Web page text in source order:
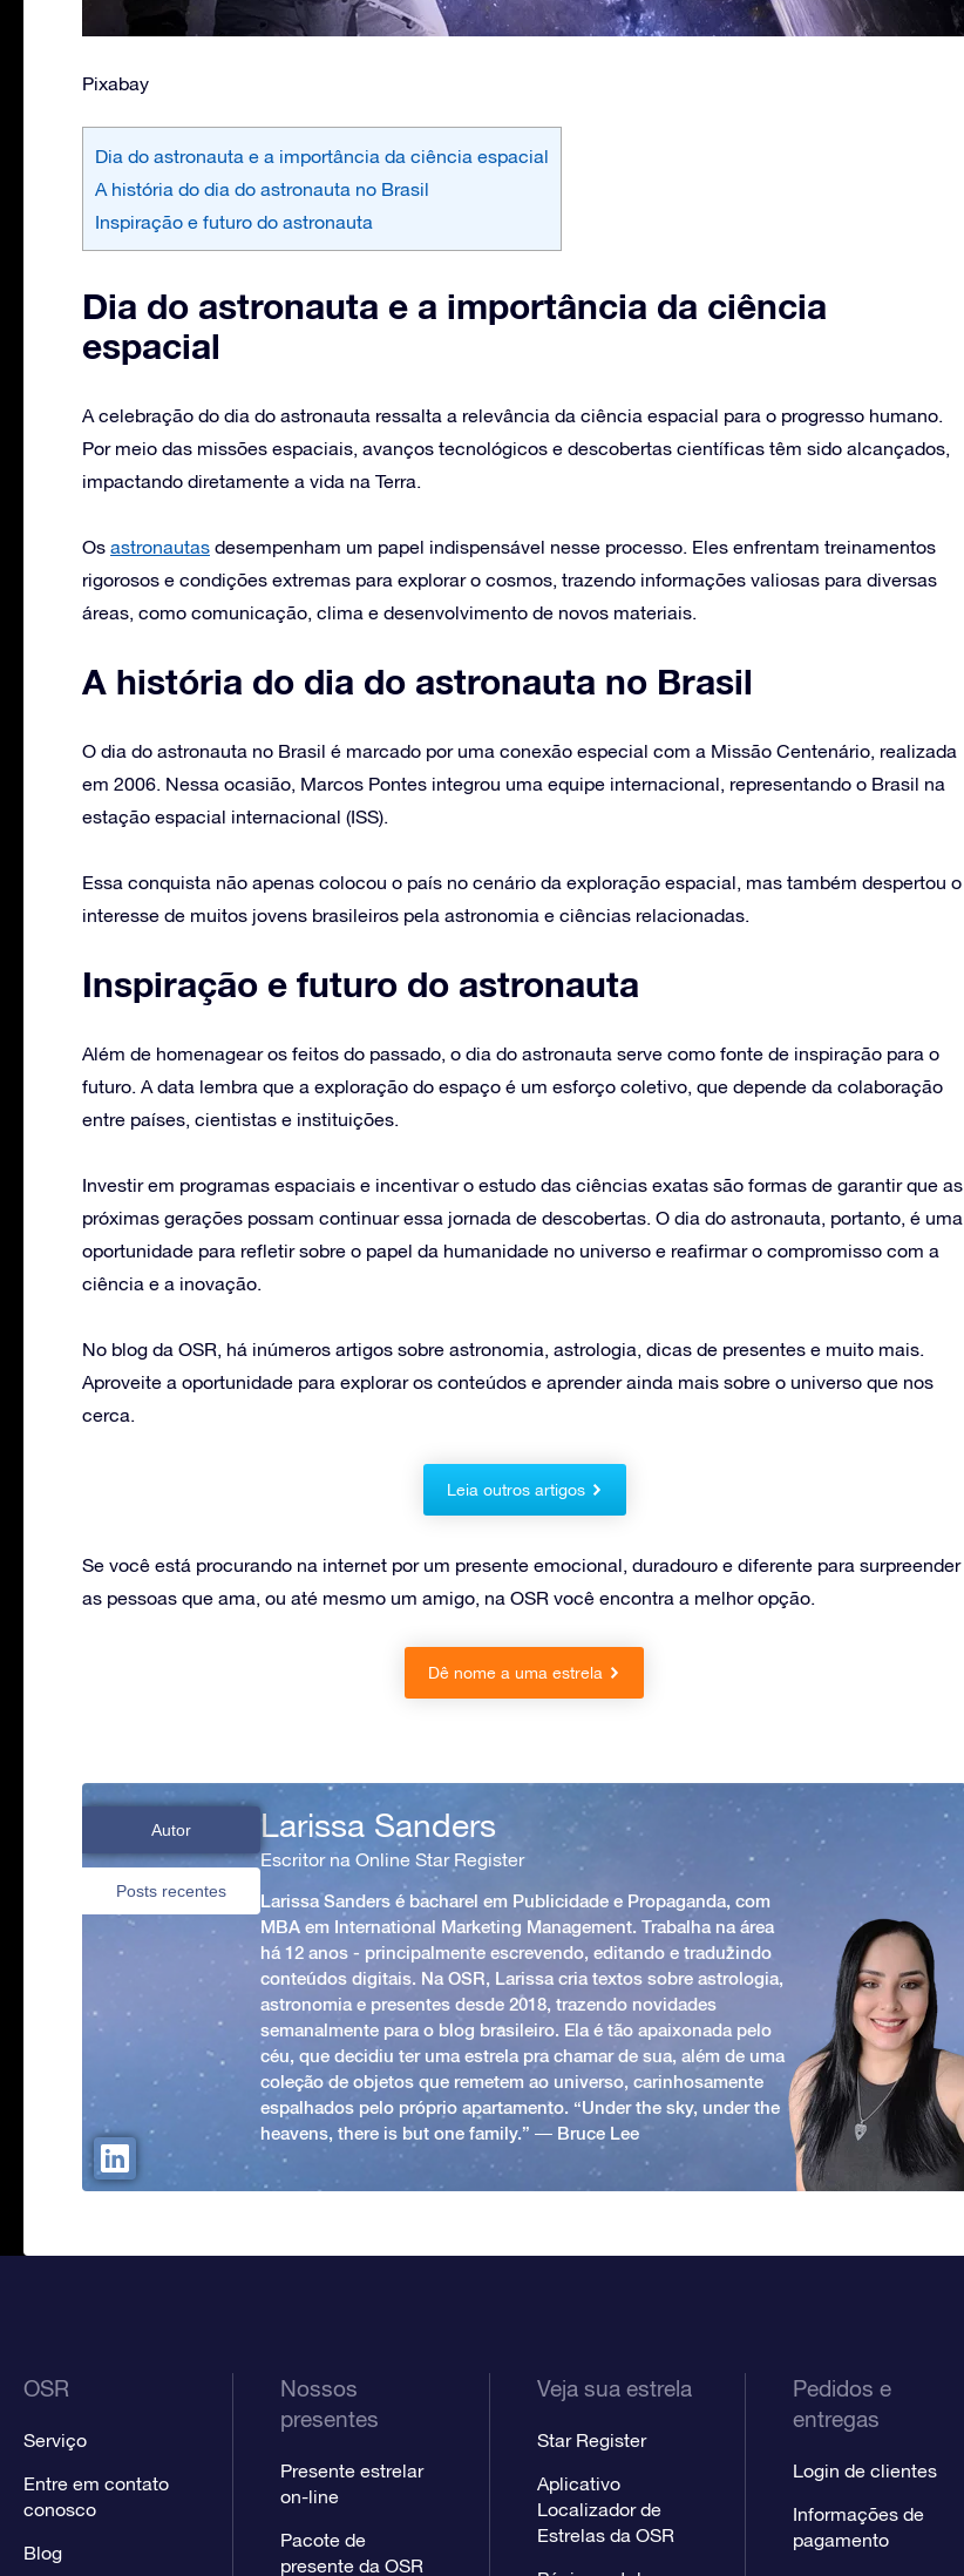
Pixabay
Dia do astronauta e a importância da ciência espacial
A história do dia do astronauta no Brasil
Inspiração e futuro do astronauta
Dia do astronauta e a importância da ciência
espacial
A celebração do dia do astronauta ressalta a relevância da ciência espacial para o progresso humano.
Por meio das missões espaciais, avanços tecnológicos e descobertas científicas têm sido alcançados,
impactando diretamente a vida na Terra.
Os astronautas desempenham um papel indispensável nesse processo. Eles enfrentam treinamentos
rigorosos e condições extremas para explorar o cosmos, trazendo informações valiosas para diversas
áreas, como comunicação, clima e desenvolvimento de novos materiais.
A história do dia do astronauta no Brasil
O dia do astronauta no Brasil é marcado por uma conexão especial com a Missão Centenário, realizada
em 2006. Nessa ocasião, Marcos Pontes integrou uma equipe internacional, representando o Brasil na
estação espacial internacional (ISS).
Essa conquista não apenas colocou o país no cenário da exploração espacial, mas também despertou o
interesse de muitos jovens brasileiros pela astronomia e ciências relacionadas.
Inspiração e futuro do astronauta
Além de homenagear os feitos do passado, o dia do astronauta serve como fonte de inspiração para o
futuro. A data lembra que a exploração do espaço é um esforço coletivo, que depende da colaboração
entre países, cientistas e instituições.
Investir em programas espaciais e incentivar o estudo das ciências exatas são formas de garantir que as
próximas gerações possam continuar essa jornada de descobertas. O dia do astronauta, portanto, é uma
oportunidade para refletir sobre o papel da humanidade no universo e reafirmar o compromisso com a
ciência e a inovação.
No blog da OSR, há inúmeros artigos sobre astronomia, astrologia, dicas de presentes e muito mais.
Aproveite a oportunidade para explorar os conteúdos e aprender ainda mais sobre o universo que nos
cerca.
Leia outros artigos
Se você está procurando na internet por um presente emocional, duradouro e diferente para surpreender
as pessoas que ama, ou até mesmo um amigo, na OSR você encontra a melhor opção.
Dê nome a uma estrela
Autor
Posts recentes
Larissa Sanders
Escritor na Online Star Register
Larissa Sanders é bacharel em Publicidade e Propaganda, com
MBA em International Marketing Management. Trabalha na área
há 12 anos - principalmente escrevendo, editando e traduzindo
conteúdos digitais. Na OSR, Larissa cria textos sobre astrologia,
astronomia e presentes desde 2018, trazendo novidades
semanalmente para o blog brasileiro. Ela é tão apaixonada pelo
céu, que decidiu ter uma estrela pra chamar de sua, além de uma
coleção de objetos que remetem ao universo, carinhosamente
espalhados pelo próprio apartamento. “Under the sky, under the
heavens, there is but one family.” ― Bruce Lee
OSR
Serviço
Entre em contato
conosco
Blog
Nossos
presentes
Presente estrelar
on-line
Pacote de
presente da OSR
Veja sua estrela
Star Register
Aplicativo
Localizador de
Estrelas da OSR
Pedidos e
entregas
Login de clientes
Informações de
pagamento